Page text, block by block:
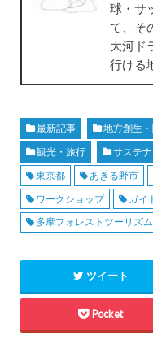
球・サ
て、そ
大河ド
行ける
最新記事 地方創生
観光・旅行
サステ
東京都
あきる野市
ワークショップ
ガイ
多摩フォレストツーリズム
ツイート
Pocket